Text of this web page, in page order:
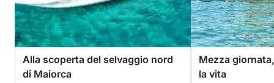
Alla scoperta del selvaggio nord
di Maiorca
Mezza
la vita